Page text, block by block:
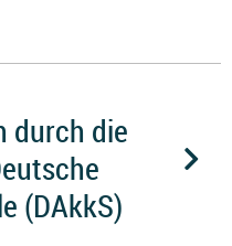
durch die
(DAkkS)